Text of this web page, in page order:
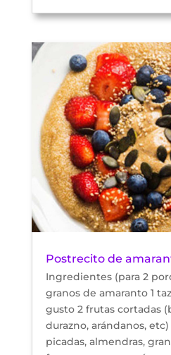
Postrecito de
Ingredientes (para 2
granos de amaranto 1
gusto 2 frutas cortadas
durazno, arándanos,
picadas, almendras,